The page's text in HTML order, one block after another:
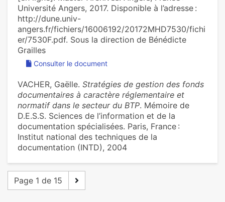
Université Angers, 2017. Disponible à l’adresse :
http://dune.univ-
angers.fr/fichiers/16006192/20172MHD7530/fichi
er/7530F.pdf. Sous la direction de Bénédicte
Grailles
Consulter le document
VACHER, Gaëlle. Stratégies de gestion des fonds
documentaires à caractère réglementaire et
normatif dans le secteur du BTP. Mémoire de
D.E.S.S. Sciences de l’information et de la
documentation spécialisées. Paris, France :
Institut national des techniques de la
documentation (INTD), 2004
Page 1 de 15